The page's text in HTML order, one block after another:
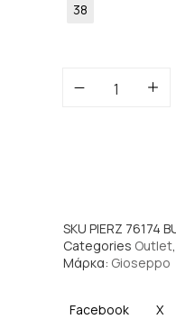
38
SKU PIERZ 76174
Categories Outlet,
Μάρκα: Gioseppo
Facebook X